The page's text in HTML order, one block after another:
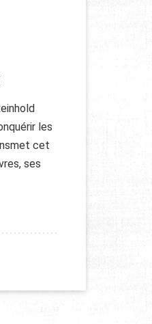
les
cet
ses
LÉGENDE DE L’ALPINISME